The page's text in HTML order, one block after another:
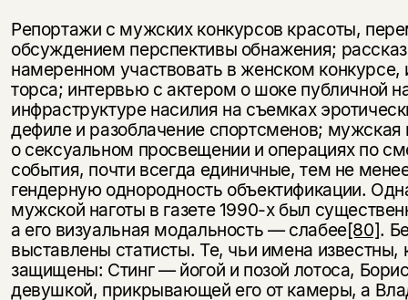
Репортажи с мужских конкурсов красоты,
обсуждением перспективы обнажения;
намеренном участвовать в женском конкурсе,
торса; интервью с актером о шоке публичной
инфраструктуре насилия на съемках
дефиле и разоблачение спортсменов; мужская
о сексуальном просвещении и операциях по
события, почти всегда единичные, тем не
гендерную однородность объектификации.
мужской наготы в газете 1990-х был
а его визуальная модальность — слабее[80].
выставлены статисты. Те, чьи имена известны,
защищены: Стинг — йогой и позой лотоса,
девушкой, прикрывающей его от камеры, а